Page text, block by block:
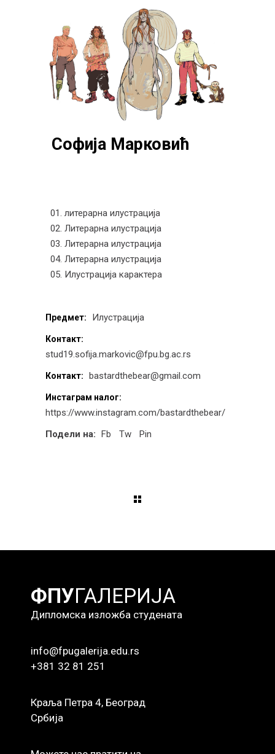
Софија Марковић
01. литерарна илустрација
02. Литерарна илустрација
03. Литерарна илустрација
04. Литерарна илустрација
05. Илустрација карактера
Предмет: Илустрација
Контакт:
stud19.sofija.markovic@fpu.bg.ac.rs
Контакт: bastardthebear@gmail.com
Инстаграм налог:
https://www.instagram.com/bastardthebear/
Подели на:
Fb Tw Pin
ФПУГАЛЕРИЈА
Дипломска изложба студената
info@fpugalerija.edu.rs
+381 32 81 251
Краља Петра 4, Београд
Србија